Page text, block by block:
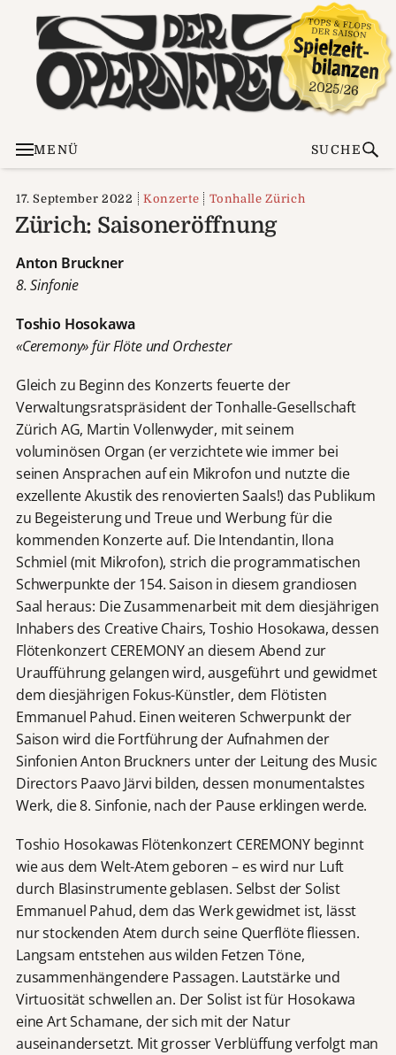
MENÜ SUCHE
17. September 2022 Konzerte Tonhalle Zürich
Zürich: Saisoneröffnung
Anton Bruckner
8. Sinfonie
Toshio Hosokawa
«Ceremony» für Flöte und Orchester
Gleich zu Beginn des Konzerts feuerte der
Verwaltungsratspräsident der Tonhalle-Gesellschaft
Zürich AG, Martin Vollenwyder, mit seinem
voluminösen Organ (er verzichtete wie immer bei
seinen Ansprachen auf ein Mikrofon und nutzte die
exzellente Akustik des renovierten Saals!) das Publikum
zu Begeisterung und Treue und Werbung für die
kommenden Konzerte auf. Die Intendantin, Ilona
Schmiel (mit Mikrofon), strich die programmatischen
Schwerpunkte der 154. Saison in diesem grandiosen
Saal heraus: Die Zusammenarbeit mit dem diesjährigen
Inhabers des Creative Chairs, Toshio Hosokawa, dessen
Flötenkonzert CEREMONY an diesem Abend zur
Uraufführung gelangen wird, ausgeführt und gewidmet
dem diesjährigen Fokus-Künstler, dem Flötisten
Emmanuel Pahud. Einen weiteren Schwerpunkt der
Saison wird die Fortführung der Aufnahmen der
Sinfonien Anton Bruckners unter der Leitung des Music
Directors Paavo Järvi bilden, dessen monumentalstes
Werk, die 8. Sinfonie, nach der Pause erklingen werde.
Toshio Hosokawas Flötenkonzert CEREMONY beginnt
wie aus dem Welt-Atem geboren – es wird nur Luft
durch Blasinstrumente geblasen. Selbst der Solist
Emmanuel Pahud, dem das Werk gewidmet ist, lässt
nur stockenden Atem durch seine Querflöte fliessen.
Langsam entstehen aus wilden Fetzen Töne,
zusammenhängendere Passagen. Lautstärke und
Virtuosität schwellen an. Der Solist ist für Hosokawa
eine Art Schamane, der sich mit der Natur
auseinandersetzt. Mit grosser Verblüffung verfolgt man